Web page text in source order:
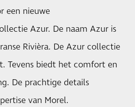
een nieuwe
Azur. De naam Azur is
Rivièra. De Azur collectie
Tevens biedt het comfort en
De prachtige details
van Morel.